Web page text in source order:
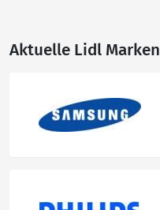
Aktuelle Lidl Marken